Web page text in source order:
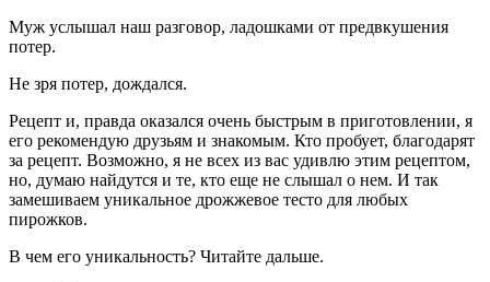
Муж услышал наш разговор, ладошками от предвкушения
потер.
Не зря потер, дождался.
Рецепт и, правда оказался очень быстрым в приготовлении, я
его рекомендую друзьям и знакомым. Кто пробует, благодарят
за рецепт. Возможно, я не всех из вас удивлю этим рецептом,
но, думаю найдутся и те, кто еще не слышал о нем. И так
замешиваем уникальное дрожжевое тесто для любых
пирожков.
В чем его уникальность? Читайте дальше.